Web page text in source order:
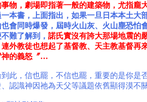
物，劇場即指著一般的建築物，尤指龐
本書，上面指出，如果一旦日本本土大
也會同時爆發，屆時火山灰、火山塵恐怕
難了解到， 諾氏實沒有誇大那場地震的
外教徒也想起了基督教、天主教基督再
神的義怒〞…
到此，信也罷，不信也罷，重要的是你
、認識神因祂為天父等議題依舊顯得漠不